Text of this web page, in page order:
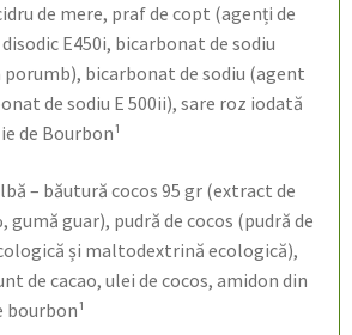
de mere, praf de copt (agenți de
E450i, bicarbonat de sodiu
porumb), bicarbonat de sodiu (agent
de sodiu E 500ii), sare roz iodată
de Bourbon¹
– băutură cocos 95 gr (extract de
gumă guar), pudră de cocos (pudră de
și maltodextrină ecologică),
de cacao, ulei de cocos, amidon din
bourbon¹